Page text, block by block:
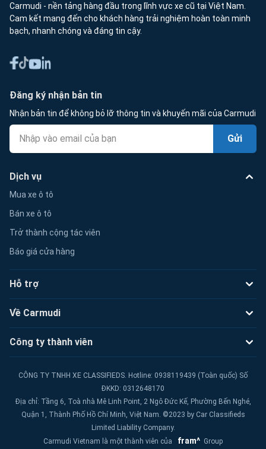
Carmudi - nền tảng hàng đầu trong lĩnh vực xe cũ tại Việt Nam.
Cam kết mang đến cho khách hàng trải nghiệm hoàn toàn minh
bạch, nhanh chóng và đáng tin cậy.
Đăng ký nhận bản tin
Nhận bản tin để không bỏ lỡ thông tin và khuyến mãi của Carmudi
Gửi
Dịch vụ
Mua xe ô tô
Bán xe ô tô
Trở thành cộng tác viên
Báo giá cửa hàng
Hỗ trợ
Về Carmudi
Công ty thành viên
CÔNG TY TNHH XE CLASSIFIEDS. Hotline: 0938119439 (Toàn quốc) Số
ĐKKD: 0312648170
Địa chỉ: Tầng 6, Toà nhà Mê Linh Point, 2 Ngô Đức Kế, Phường Bến Nghé,
Quận 1, Thành Phố Hồ Chí Minh, Việt Nam. ©2023 by Car Classifieds
Limited Liability Company.
Carmudi Vietnam là một thành viên của
fram^ Group